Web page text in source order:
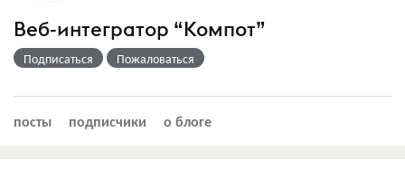
Веб-интегратор “Компот”
Подписаться Пожаловаться
посты подписчики о блоге